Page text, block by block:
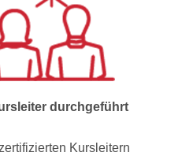
durchgeführt
Kursleitern